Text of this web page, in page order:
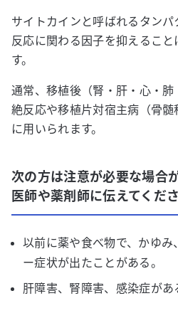
サイトカインと呼ばれるタン
反応に関わる因子を抑えるこ
す。
通常、移植後（腎・肝・心・
絶反応や移植片対宿主病（骨
に用いられます。
次の方は注意が必要な場合
医師や薬剤師に伝えてくださ
以前に薬や食べ物で、かゆみ
ー症状が出たことがある。
肝障害、腎障害、感染症があ